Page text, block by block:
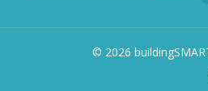
© 2026